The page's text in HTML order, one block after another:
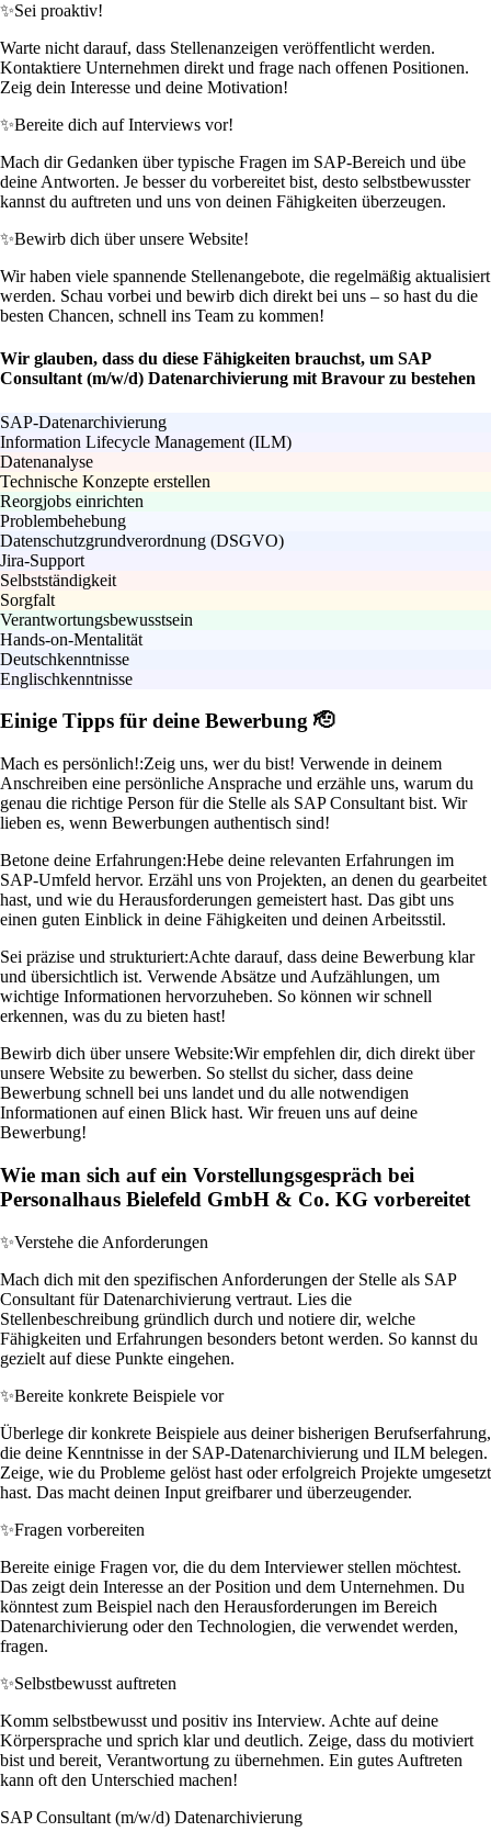
✨Sei proaktiv!
Warte nicht darauf, dass Stellenanzeigen veröffentlicht werden.
Kontaktiere Unternehmen direkt und frage nach offenen Positionen.
Zeig dein Interesse und deine Motivation!
✨Bereite dich auf Interviews vor!
Mach dir Gedanken über typische Fragen im SAP-Bereich und übe
deine Antworten. Je besser du vorbereitet bist, desto selbstbewusster
kannst du auftreten und uns von deinen Fähigkeiten überzeugen.
✨Bewirb dich über unsere Website!
Wir haben viele spannende Stellenangebote, die regelmäßig aktualisiert
werden. Schau vorbei und bewirb dich direkt bei uns – so hast du die
besten Chancen, schnell ins Team zu kommen!
Wir glauben, dass du diese Fähigkeiten brauchst, um SAP
Consultant (m/w/d) Datenarchivierung mit Bravour zu bestehen
SAP-Datenarchivierung
Information Lifecycle Management (ILM)
Datenanalyse
Technische Konzepte erstellen
Reorgjobs einrichten
Problembehebung
Datenschutzgrundverordnung (DSGVO)
Jira-Support
Selbstständigkeit
Sorgfalt
Verantwortungsbewusstsein
Hands-on-Mentalität
Deutschkenntnisse
Englischkenntnisse
Einige Tipps für deine Bewerbung 🫡
Mach es persönlich!:Zeig uns, wer du bist! Verwende in deinem
Anschreiben eine persönliche Ansprache und erzähle uns, warum du
genau die richtige Person für die Stelle als SAP Consultant bist. Wir
lieben es, wenn Bewerbungen authentisch sind!
Betone deine Erfahrungen:Hebe deine relevanten Erfahrungen im
SAP-Umfeld hervor. Erzähl uns von Projekten, an denen du gearbeitet
hast, und wie du Herausforderungen gemeistert hast. Das gibt uns
einen guten Einblick in deine Fähigkeiten und deinen Arbeitsstil.
Sei präzise und strukturiert:Achte darauf, dass deine Bewerbung klar
und übersichtlich ist. Verwende Absätze und Aufzählungen, um
wichtige Informationen hervorzuheben. So können wir schnell
erkennen, was du zu bieten hast!
Bewirb dich über unsere Website:Wir empfehlen dir, dich direkt über
unsere Website zu bewerben. So stellst du sicher, dass deine
Bewerbung schnell bei uns landet und du alle notwendigen
Informationen auf einen Blick hast. Wir freuen uns auf deine
Bewerbung!
Wie man sich auf ein Vorstellungsgespräch bei
Personalhaus Bielefeld GmbH & Co. KG vorbereitet
✨Verstehe die Anforderungen
Mach dich mit den spezifischen Anforderungen der Stelle als SAP
Consultant für Datenarchivierung vertraut. Lies die
Stellenbeschreibung gründlich durch und notiere dir, welche
Fähigkeiten und Erfahrungen besonders betont werden. So kannst du
gezielt auf diese Punkte eingehen.
✨Bereite konkrete Beispiele vor
Überlege dir konkrete Beispiele aus deiner bisherigen Berufserfahrung,
die deine Kenntnisse in der SAP-Datenarchivierung und ILM belegen.
Zeige, wie du Probleme gelöst hast oder erfolgreich Projekte umgesetzt
hast. Das macht deinen Input greifbarer und überzeugender.
✨Fragen vorbereiten
Bereite einige Fragen vor, die du dem Interviewer stellen möchtest.
Das zeigt dein Interesse an der Position und dem Unternehmen. Du
könntest zum Beispiel nach den Herausforderungen im Bereich
Datenarchivierung oder den Technologien, die verwendet werden,
fragen.
✨Selbstbewusst auftreten
Komm selbstbewusst und positiv ins Interview. Achte auf deine
Körpersprache und sprich klar und deutlich. Zeige, dass du motiviert
bist und bereit, Verantwortung zu übernehmen. Ein gutes Auftreten
kann oft den Unterschied machen!
SAP Consultant (m/w/d) Datenarchivierung